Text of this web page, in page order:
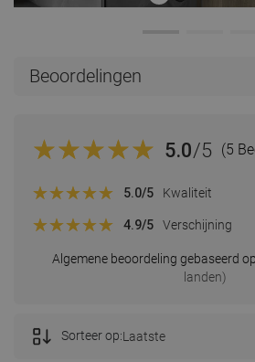
Beoordelingen
5.0/5 (5
Algemene beoordeling gebaseerd
landen)
5.0/5 Kwaliteit
4.9/5 Verschijning
Sorteer op:Laatste